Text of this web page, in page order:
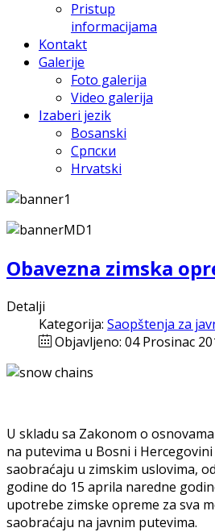
Pristup
informacijama
Kontakt
Galerije
Foto galerija
Video galerija
Izaberi jezik
Bosanski
Српски
Hrvatski
Obavezna zimska
Detalji
Kategorija: Saopštenja za
Objavljeno: 04 Prosinac
U skladu sa Zakonom o
na putevima u Bosni i
saobraćaju u zimskim uslovima,
godine do 15 aprila naredne
upotrebe zimske opreme za sva
saobraćaju na javnim putevima.